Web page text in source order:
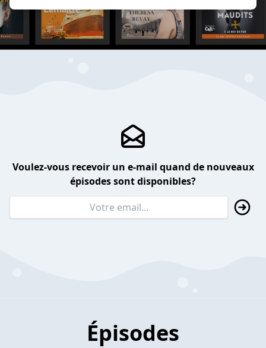
Voulez-vous recevoir un e-mail quand de nouveaux
épisodes sont disponibles?
Épisodes